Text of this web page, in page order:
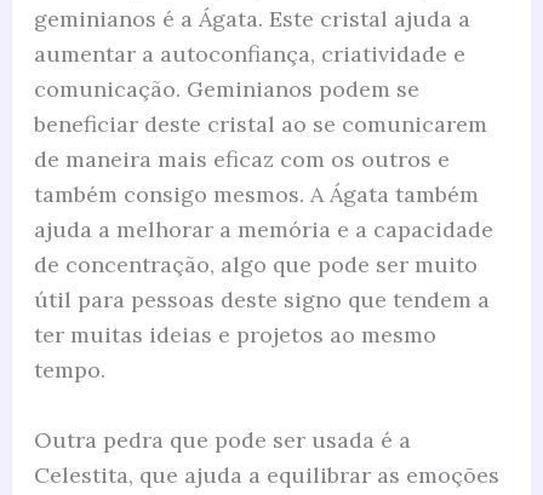
geminianos é a Ágata. Este cristal ajuda a
aumentar a autoconfiança, criatividade e
comunicação. Geminianos podem se
beneficiar deste cristal ao se comunicarem
de maneira mais eficaz com os outros e
também consigo mesmos. A Ágata também
ajuda a melhorar a memória e a capacidade
de concentração, algo que pode ser muito
útil para pessoas deste signo que tendem a
ter muitas ideias e projetos ao mesmo
tempo.
Outra pedra que pode ser usada é a
Celestita, que ajuda a equilibrar as emoções